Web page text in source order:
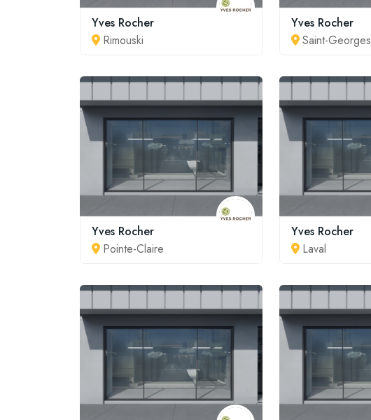
Yves Rocher
Rimouski
Yves Rocher
Saint-Georges
Yves Rocher
Pointe-Claire
Yves Rocher
Laval